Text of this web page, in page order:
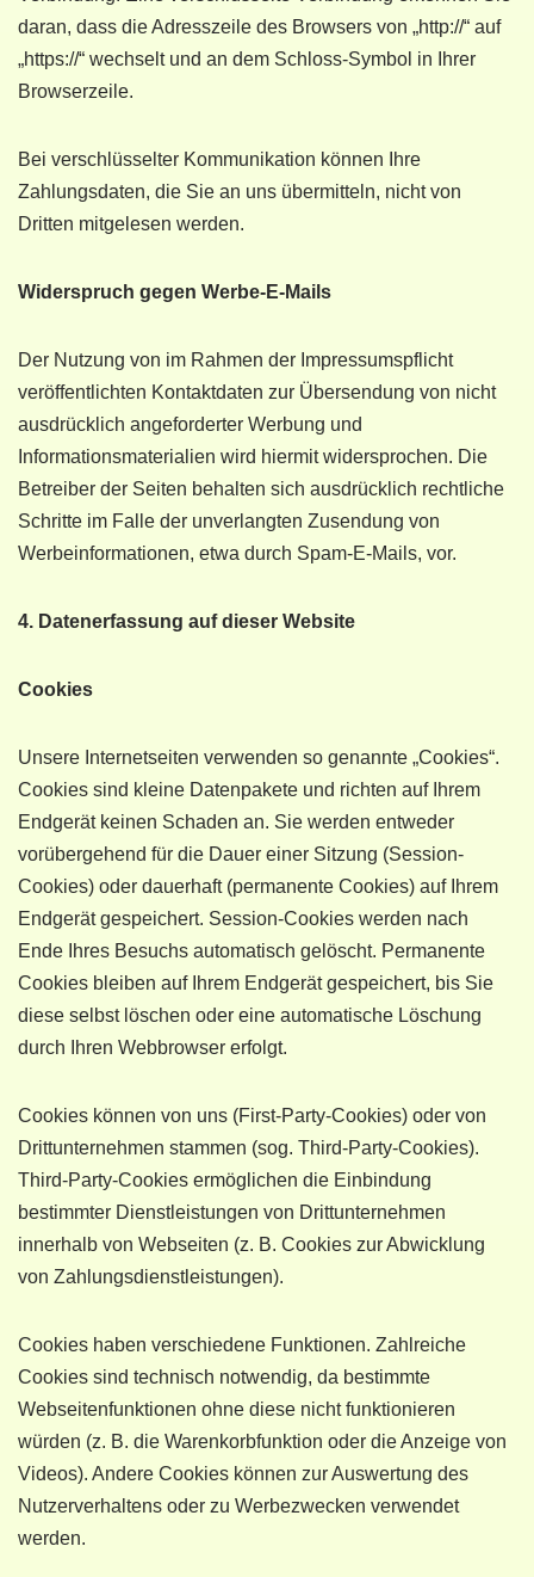
daran, dass die Adresszeile des Browsers von „http://“ auf
„https://“ wechselt und an dem Schloss-Symbol in Ihrer
Browserzeile.
Bei verschlüsselter Kommunikation können Ihre
Zahlungsdaten, die Sie an uns übermitteln, nicht von
Dritten mitgelesen werden.
Widerspruch gegen Werbe-E-Mails
Der Nutzung von im Rahmen der Impressumspflicht
veröffentlichten Kontaktdaten zur Übersendung von nicht
ausdrücklich angeforderter Werbung und
Informationsmaterialien wird hiermit widersprochen. Die
Betreiber der Seiten behalten sich ausdrücklich rechtliche
Schritte im Falle der unverlangten Zusendung von
Werbeinformationen, etwa durch Spam-E-Mails, vor.
4. Datenerfassung auf dieser Website
Cookies
Unsere Internetseiten verwenden so genannte „Cookies“.
Cookies sind kleine Datenpakete und richten auf Ihrem
Endgerät keinen Schaden an. Sie werden entweder
vorübergehend für die Dauer einer Sitzung (Session-
Cookies) oder dauerhaft (permanente Cookies) auf Ihrem
Endgerät gespeichert. Session-Cookies werden nach
Ende Ihres Besuchs automatisch gelöscht. Permanente
Cookies bleiben auf Ihrem Endgerät gespeichert, bis Sie
diese selbst löschen oder eine automatische Löschung
durch Ihren Webbrowser erfolgt.
Cookies können von uns (First-Party-Cookies) oder von
Drittunternehmen stammen (sog. Third-Party-Cookies).
Third-Party-Cookies ermöglichen die Einbindung
bestimmter Dienstleistungen von Drittunternehmen
innerhalb von Webseiten (z. B. Cookies zur Abwicklung
von Zahlungsdienstleistungen).
Cookies haben verschiedene Funktionen. Zahlreiche
Cookies sind technisch notwendig, da bestimmte
Webseitenfunktionen ohne diese nicht funktionieren
würden (z. B. die Warenkorbfunktion oder die Anzeige von
Videos). Andere Cookies können zur Auswertung des
Nutzerverhaltens oder zu Werbezwecken verwendet
werden.